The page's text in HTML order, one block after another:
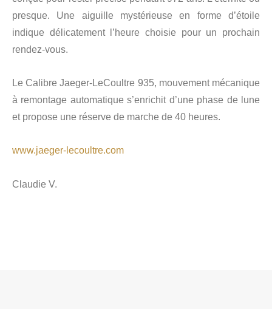
presque. Une aiguille mystérieuse en forme d’étoile
indique délicatement l’heure choisie pour un prochain
rendez-vous.
Le Calibre Jaeger-LeCoultre 935, mouvement mécanique
à remontage automatique s’enrichit d’une phase de lune
et propose une réserve de marche de 40 heures.
www.jaeger-lecoultre.com
Claudie V.